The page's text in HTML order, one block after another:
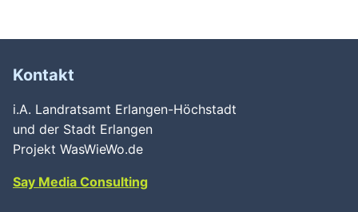
Kontakt
i.A. Landratsamt Erlangen-Höchstadt
und der Stadt Erlangen
Projekt WasWieWo.de
Say Media Consulting